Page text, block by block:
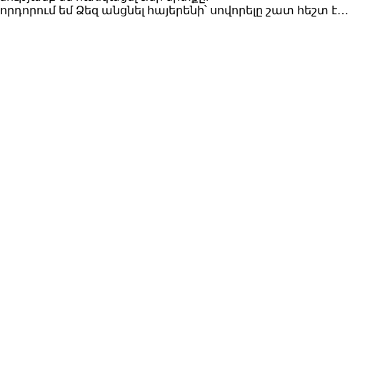
եմ Ձեզ անցնել հայերենի՝ սովորելը շատ հեշտ է…